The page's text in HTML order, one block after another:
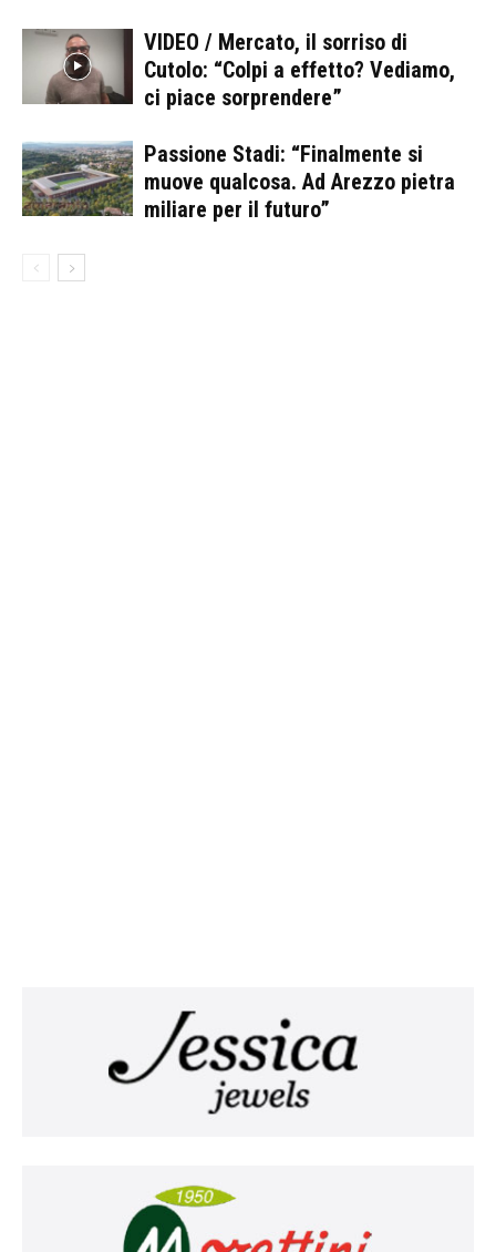
VIDEO / Mercato, il sorriso di
Cutolo: “Colpi a effetto? Vediamo,
ci piace sorprendere”
Passione Stadi: “Finalmente si
muove qualcosa. Ad Arezzo pietra
miliare per il futuro”